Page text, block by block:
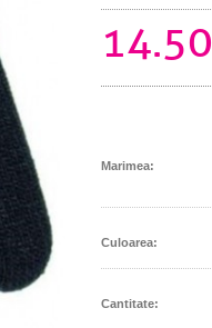
14.50
Marimea:
Culoarea:
Cantitate: